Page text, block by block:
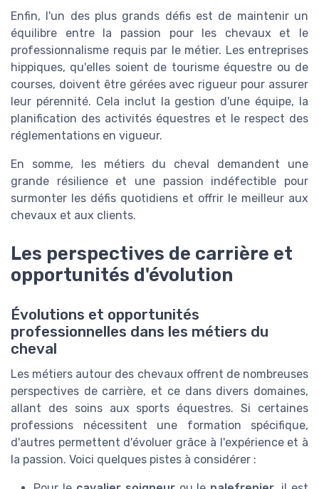
Enfin, l'un des plus grands défis est de maintenir un
équilibre entre la passion pour les chevaux et le
professionnalisme requis par le métier. Les entreprises
hippiques, qu'elles soient de tourisme équestre ou de
courses, doivent être gérées avec rigueur pour assurer
leur pérennité. Cela inclut la gestion d'une équipe, la
planification des activités équestres et le respect des
réglementations en vigueur.
En somme, les métiers du cheval demandent une
grande résilience et une passion indéfectible pour
surmonter les défis quotidiens et offrir le meilleur aux
chevaux et aux clients.
Les perspectives de carrière et
opportunités d'évolution
Évolutions et opportunités
professionnelles dans les métiers du
cheval
Les métiers autour des chevaux offrent de nombreuses
perspectives de carrière, et ce dans divers domaines,
allant des soins aux sports équestres. Si certaines
professions nécessitent une formation spécifique,
d'autres permettent d'évoluer grâce à l'expérience et à
la passion. Voici quelques pistes à considérer :